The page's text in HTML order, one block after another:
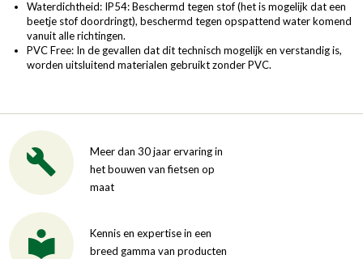
Waterdichtheid: IP54: Beschermd tegen stof (het is mogelijk dat een
beetje stof doordringt), beschermd tegen opspattend water komend
vanuit alle richtingen.
PVC Free: In de gevallen dat dit technisch mogelijk en verstandig is,
worden uitsluitend materialen gebruikt zonder PVC.
Meer dan 30 jaar ervaring in
het bouwen van fietsen op
maat
Kennis en expertise in een
breed gamma van producten